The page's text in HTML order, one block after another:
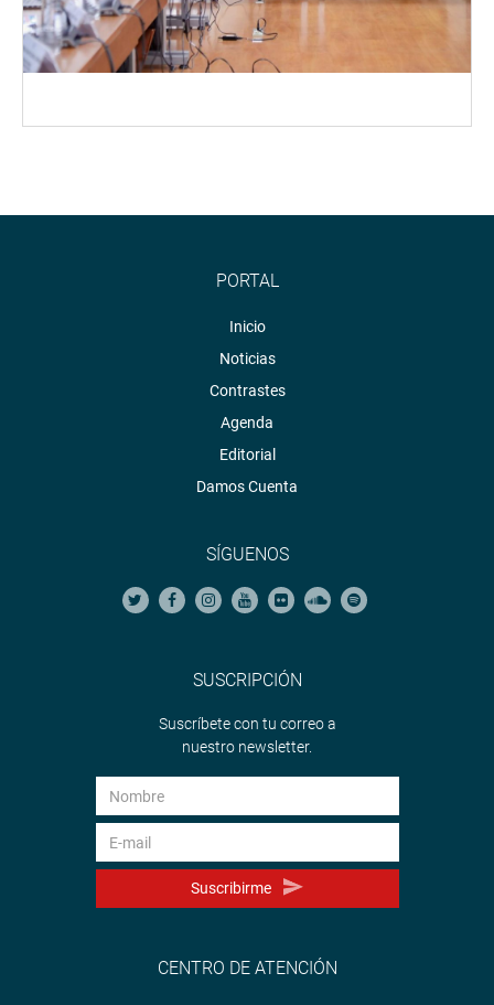
PORTAL
Inicio
Noticias
Contrastes
Agenda
Editorial
Damos Cuenta
SÍGUENOS
SUSCRIPCIÓN
Suscríbete con tu correo a
nuestro newsletter.
Suscribirme
CENTRO DE ATENCIÓN